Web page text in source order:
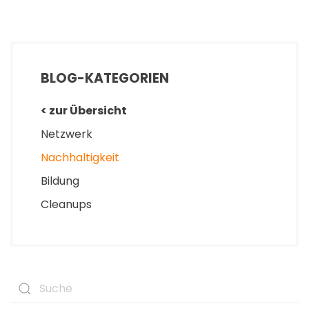
BLOG-KATEGORIEN
< zur Übersicht
Netzwerk
Nachhaltigkeit
Bildung
Cleanups